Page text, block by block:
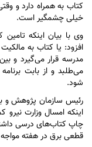
خیلی چشمگیر است.
وی با بیان اینکه
افزود: یا کتاب به
مدرسه قرار می‌گیرد و
می‌طلبد و از بابت
شود.
رئیس سازمان پژوهش و
اینکه امسال وزارت
چاپ کتاب‌های درسی
قطعی برق در هفته مواجه